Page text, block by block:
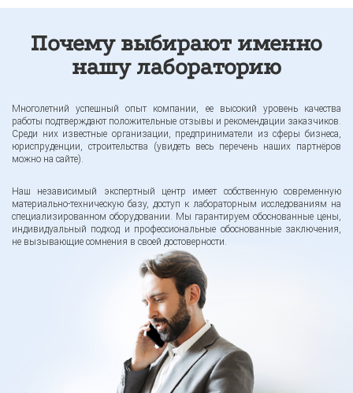
Почему выбирают именно
нашу лабораторию
Многолетний успешный опыт компании, ее высокий уровень качества
работы подтверждают положительные отзывы и рекомендации заказчиков.
Среди них известные организации, предприниматели из сферы бизнеса,
юриспруденции, строительства (увидеть весь перечень наших партнёров
можно на сайте).
Наш независимый экспертный центр имеет собственную современную
материально-техническую базу, доступ к лабораторным исследованиям на
специализированном оборудовании. Мы гарантируем обоснованные цены,
индивидуальный подход и профессиональные обоснованные заключения,
не вызывающие сомнения в своей достоверности.